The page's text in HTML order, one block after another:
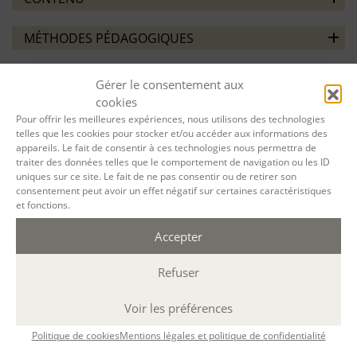
Gérer le consentement aux
cookies
Pour offrir les meilleures expériences, nous utilisons des technologies
telles que les cookies pour stocker et/ou accéder aux informations des
appareils. Le fait de consentir à ces technologies nous permettra de
traiter des données telles que le comportement de navigation ou les ID
uniques sur ce site. Le fait de ne pas consentir ou de retirer son
consentement peut avoir un effet négatif sur certaines caractéristiques
et fonctions.
Accepter
Refuser
Voir les préférences
Politique de cookiesMentions légales et politique de confidentialité
MÉTHODES PÉDAGOGIQUES
ÉVALUATION
VOTRE SESSION :
13 Jan. 2026
àA distance par email(Durée : 50 h.)
session de formation est terminée.